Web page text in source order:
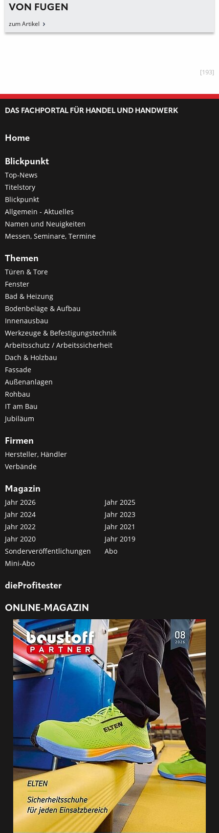
VON FUGEN
zum Artikel
[193]
DAS FACHPORTAL FÜR HANDEL UND HANDWERK
Home
Blickpunkt
Top-News
Titelstory
Blickpunkt
Allgemein - Aktuelles
Namen und Neuigkeiten
Messen, Seminare, Termine
Themen
Türen & Tore
Fenster
Bad & Heizung
Bodenbeläge & Aufbau
Innenausbau
Werkzeuge & Befestigungstechnik
Arbeitsschutz / Arbeitssicherheit
Dach & Holzbau
Fassade
Außenanlagen
Rohbau
IT am Bau
Jubiläum
Firmen
Hersteller, Händler
Verbände
Magazin
Jahr 2026
Jahr 2025
Jahr 2024
Jahr 2023
Jahr 2022
Jahr 2021
Jahr 2020
Jahr 2019
Sonderveröffentlichungen
Abo
Mini-Abo
dieProfitester
ONLINE-MAGAZIN